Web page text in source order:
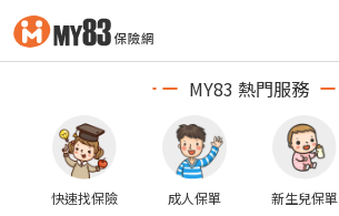
MY83 熱門服務
快速找保險 成人保單 新生兒保單